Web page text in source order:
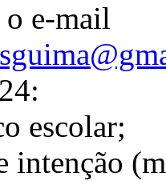
e-mail
escolar;
intenção